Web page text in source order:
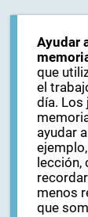
Ayudar
que
el
día. Los
ayudar
menos
que